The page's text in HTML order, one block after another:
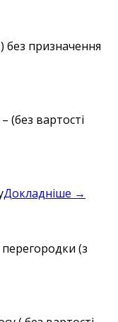
без призначення
(без вартості
Докладніше →
(з